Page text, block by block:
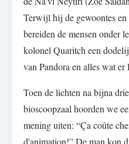
Terwijl hij de gewoontes
bereiden de mensen onder
kolonel Quaritch een
van Pandora en alles wat er
Toen de lichten na bijna
bioscoopzaal hoorden we
mening uiten: “Ça coûte